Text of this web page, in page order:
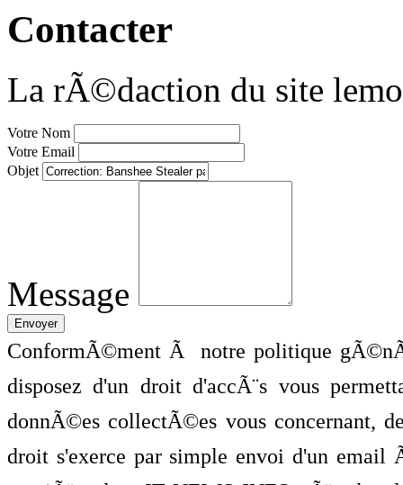
Contacter
La rÃ©daction du site
Votre Nom
Votre Email
Objet
Message
ConformÃ©ment Ã notre politique
disposez d'un droit d'accÃ¨s vous
donnÃ©es collectÃ©es vous concernant,
droit s'exerce par simple envoi d'un